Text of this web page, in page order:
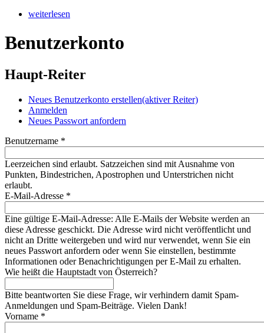
weiterlesen
Benutzerkonto
Haupt-Reiter
Neues Benutzerkonto erstellen(aktiver Reiter)
Anmelden
Neues Passwort anfordern
Benutzername *
Leerzeichen sind erlaubt. Satzzeichen sind mit Ausnahme von
Punkten, Bindestrichen, Apostrophen und Unterstrichen nicht
erlaubt.
E-Mail-Adresse *
Eine gültige E-Mail-Adresse: Alle E-Mails der Website werden an
diese Adresse geschickt. Die Adresse wird nicht veröffentlicht und
nicht an Dritte weitergeben und wird nur verwendet, wenn Sie ein
neues Passwort anfordern oder wenn Sie einstellen, bestimmte
Informationen oder Benachrichtigungen per E-Mail zu erhalten.
Wie heißt die Hauptstadt von Österreich?
Bitte beantworten Sie diese Frage, wir verhindern damit Spam-
Anmeldungen und Spam-Beiträge. Vielen Dank!
Vorname *